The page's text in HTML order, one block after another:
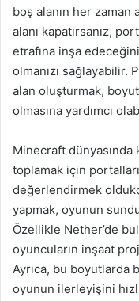
boş alanın her zaman
alanı kapatırsanız,
etrafına inşa
olmanızı sağlayabilir.
alan oluşturmak,
olmasına yardımcı
Minecraft
toplamak için
değerlendirmek
yapmak, oyunun
Özellikle Nether’de
oyuncuların inşaat
Ayrıca, bu boyutlarda
oyunun ilerleyişini